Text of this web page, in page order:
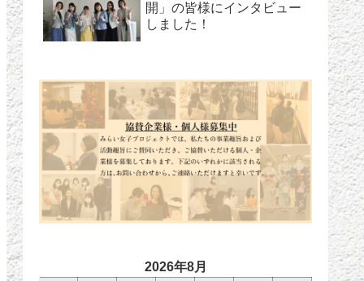
開」の皆様にインタビュー
しました！
2026年8月